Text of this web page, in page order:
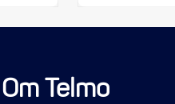
Om Telmo